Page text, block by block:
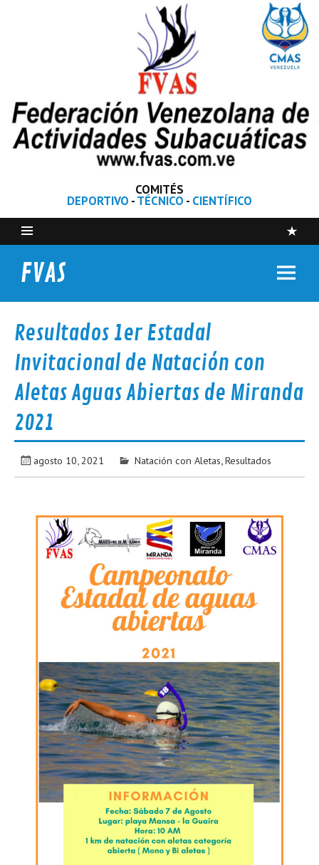
COMITÉS
DEPORTIVO -TÉCNICO - CIENTÍFICO
FVAS
Resultados 1er Estadal
Invitacional de Natación con
Aletas Aguas Abiertas de Miranda
2021
agosto 10, 2021 Natación con Aletas Resultados